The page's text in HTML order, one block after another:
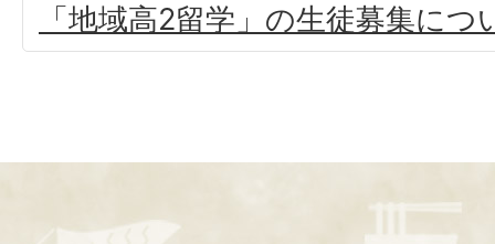
「地域高2留学」の生徒募集につ